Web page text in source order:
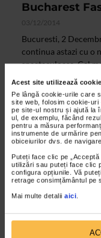
Acest site utilizează
Pe lângă cookie-urile care
site web, folosim cookie-
pe site-ul nostru și ajută la
ul, de exemplu, făcând
pentru a măsura
instrumente de urmărire
obiceiurilor dvs. de
Puteți face clic pe
utilizări sau puteți face clic
configura opțiunile. Vă
retrage consimțământul pe
Mai multe detalii aici.
Bucharest
03/12/2014
Bucuresti, 2
continua astazi cu o
spectaculoase. Cel